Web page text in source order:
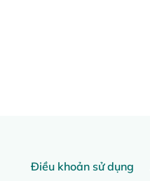
Điều khoản sử dụng